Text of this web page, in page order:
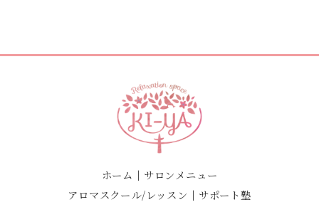
ホーム ｜ サロンメニュー
アロマスクール/レッスン ｜ サポート塾